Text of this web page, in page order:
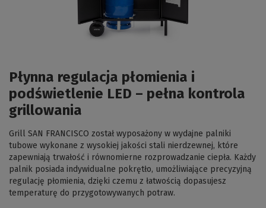
Płynna regulacja płomienia i
podświetlenie LED – pełna kontrola
grillowania
Grill SAN FRANCISCO został wyposażony w wydajne palniki
tubowe wykonane z wysokiej jakości stali nierdzewnej, które
zapewniają trwałość i równomierne rozprowadzanie ciepła. Każdy
palnik posiada indywidualne pokrętło, umożliwiające precyzyjną
regulację płomienia, dzięki czemu z łatwością dopasujesz
temperaturę do przygotowywanych potraw.